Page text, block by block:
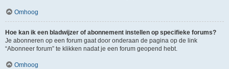
Omhoog
Hoe kan ik een bladwijzer of abonnement instellen op specifieke forums?
Je abonneren op een forum gaat door onderaan de pagina op de link
“Abonneer forum” te klikken nadat je een forum geopend hebt.
Omhoog